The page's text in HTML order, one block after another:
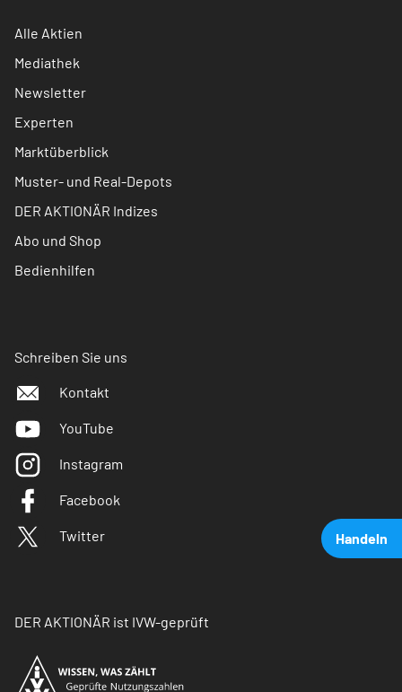
Handeln
Alle Aktien
Mediathek
Newsletter
Experten
Marktüberblick
Muster- und Real-Depots
DER AKTIONÄR Indizes
Abo und Shop
Bedienhilfen
Schreiben Sie uns
Kontakt
YouTube
Instagram
Facebook
Twitter
DER AKTIONÄR ist IVW-geprüft